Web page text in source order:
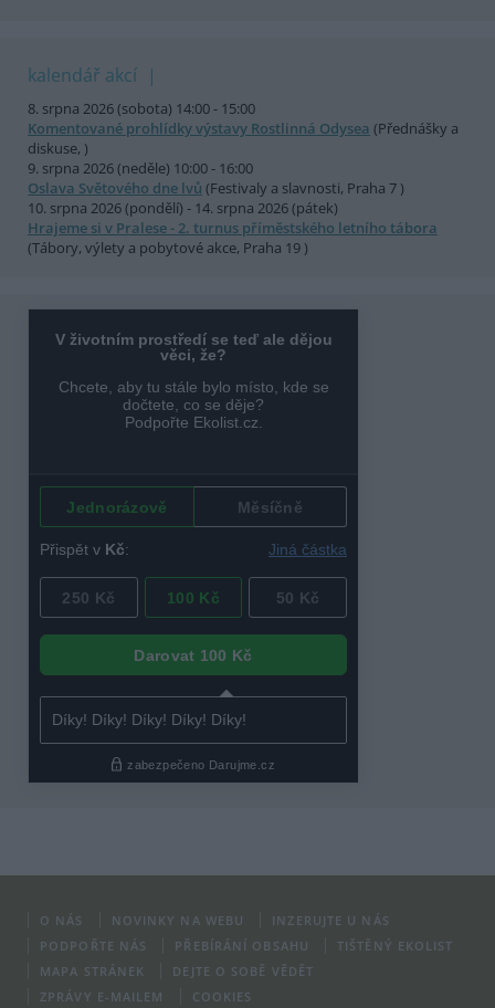
kalendář akcí
8. srpna 2026 (sobota) 14:00 - 15:00
Komentované prohlídky výstavy Rostlinná Odysea (Přednášky a
diskuse, )
9. srpna 2026 (neděle) 10:00 - 16:00
Oslava Světového dne lvů (Festivaly a slavnosti, Praha 7 )
10. srpna 2026 (pondělí) - 14. srpna 2026 (pátek)
Hrajeme si v Pralese - 2. turnus příměstského letního tábora
(Tábory, výlety a pobytové akce, Praha 19 )
O NÁS NOVINKY NA WEBU
INZERUJTE U NÁS
PODPOŘTE NÁS
PŘEBÍRÁNÍ OBSAHU
TIŠTĚNÝ EKOLIST
MAPA STRÁNEK
DEJTE O SOBĚ VĚDĚT
ZPRÁVY E-MAILEM
COOKIES